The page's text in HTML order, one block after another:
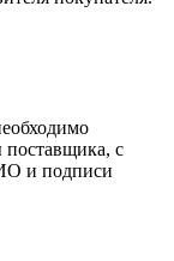
поставщика, с
и подписи